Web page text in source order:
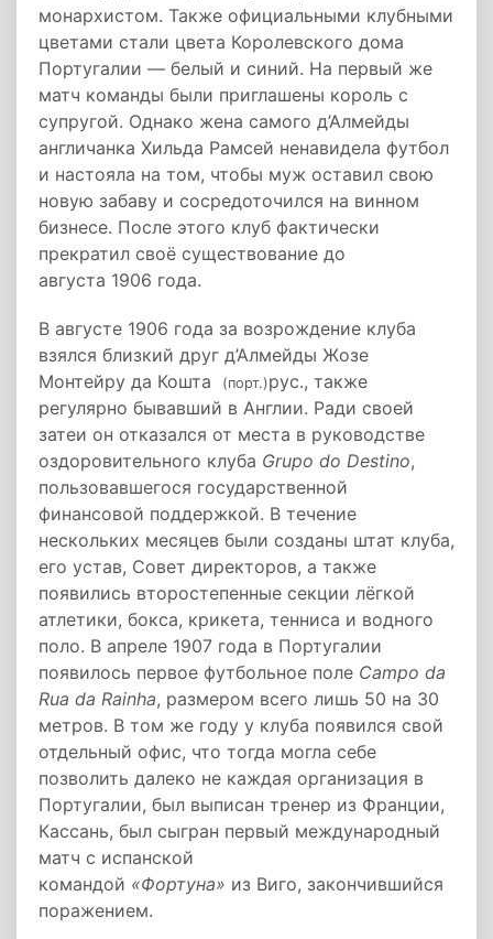
монархистом. Также официальными клубными
цветами стали цвета Королевского дома
Португалии — белый и синий. На первый же
матч команды были приглашены король с
супругой. Однако жена самого д’Алмейды
англичанка Хильда Рамсей ненавидела футбол
и настояла на том, чтобы муж оставил свою
новую забаву и сосредоточился на винном
бизнесе. После этого клуб фактически
прекратил своё существование до
августа 1906 года.
В августе 1906 года за возрождение клуба
взялся близкий друг д’Алмейды Жозе
Монтейру да Кошта
(порт.)рус., также
регулярно бывавший в Англии. Ради своей
затеи он отказался от места в руководстве
оздоровительного клуба Grupo do Destino,
пользовавшегося государственной
финансовой поддержкой. В течение
нескольких месяцев были созданы штат клуба,
его устав, Совет директоров, а также
появились второстепенные секции лёгкой
атлетики, бокса, крикета, тенниса и водного
поло. В апреле 1907 года в Португалии
появилось первое футбольное поле Campo da
Rua da Rainha, размером всего лишь 50 на 30
метров. В том же году у клуба появился свой
отдельный офис, что тогда могла себе
позволить далеко не каждая организация в
Португалии, был выписан тренер из Франции,
Кассань, был сыгран первый международный
матч с испанской
командой «Фортуна» из Виго, закончившийся
поражением.